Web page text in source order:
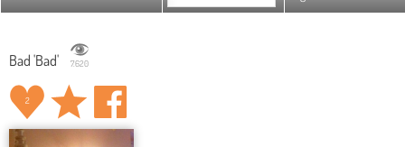
Bad 'Bad' 7.620
2